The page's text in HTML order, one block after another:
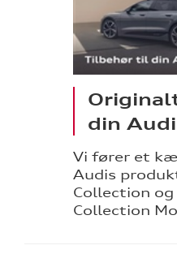
din
Vi fører et
Audis
Collection og
Collection